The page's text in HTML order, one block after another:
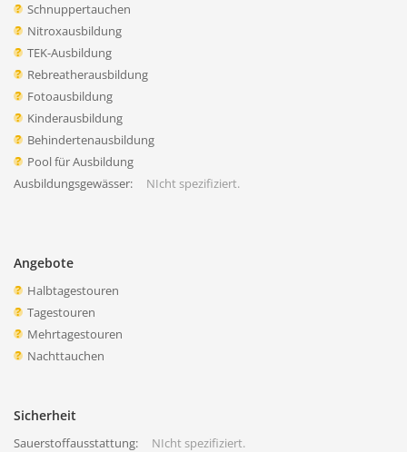
Schnuppertauchen
Nitroxausbildung
TEK-Ausbildung
Rebreatherausbildung
Fotoausbildung
Kinderausbildung
Behindertenausbildung
Pool für Ausbildung
Ausbildungsgewässer:
NIcht spezifiziert.
Angebote
Halbtagestouren
Tagestouren
Mehrtagestouren
Nachttauchen
Sicherheit
Sauerstoffausstattung: NIcht spezifiziert.